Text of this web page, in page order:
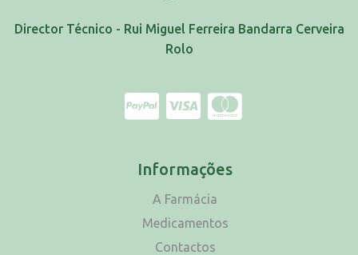
Director Técnico - Rui Miguel Ferreira Bandarra Cerveira
Rolo
Informações
A Farmácia
Medicamentos
Contactos